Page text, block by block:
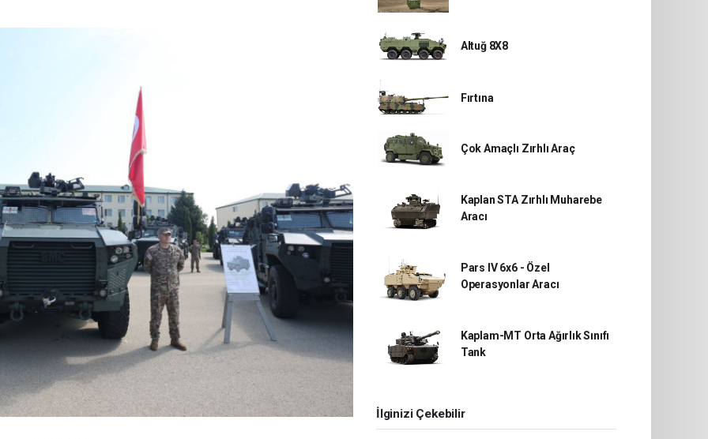
Altuğ 8X8
Fırtına
Çok Amaçlı Zırhlı Araç
Kaplan STA Zırhlı Muharebe
Aracı
Pars IV 6x6 - Özel
Operasyonlar Aracı
Kaplam-MT Orta Ağırlık Sınıfı
Tank
İlginizi Çekebilir